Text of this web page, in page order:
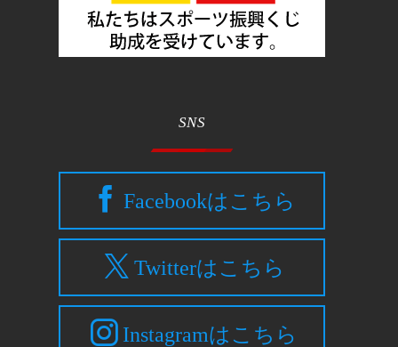
SNS
Facebookはこちら
Twitterはこちら
Instagramはこちら